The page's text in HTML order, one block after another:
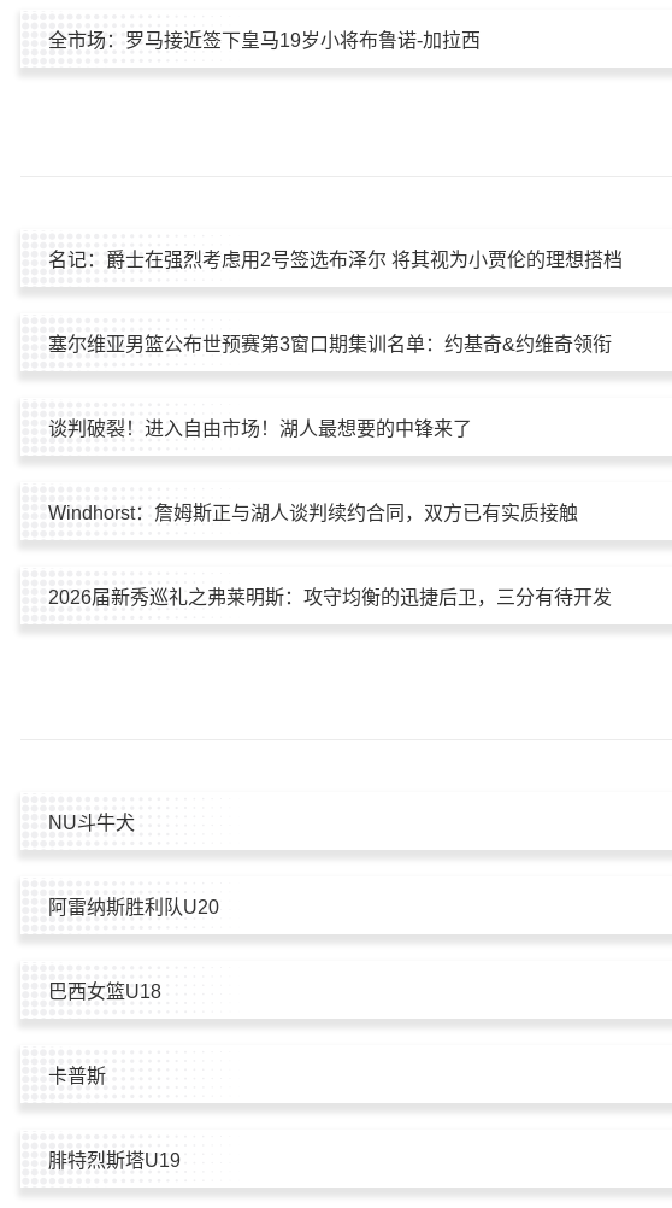
全市场：罗马接近签下皇马19岁小将布鲁诺-加拉西
名记：爵士在强烈考虑用2号签选布泽尔 将其视为小贾伦的理想搭档
塞尔维亚男篮公布世预赛第3窗口期集训名单：约基奇&约维奇领衔
谈判破裂！进入自由市场！湖人最想要的中锋来了
Windhorst：詹姆斯正与湖人谈判续约合同，双方已有实质接触
2026届新秀巡礼之弗莱明斯：攻守均衡的迅捷后卫，三分有待开发
NU斗牛犬
阿雷纳斯胜利队U20
巴西女篮U18
卡普斯
腓特烈斯塔U19